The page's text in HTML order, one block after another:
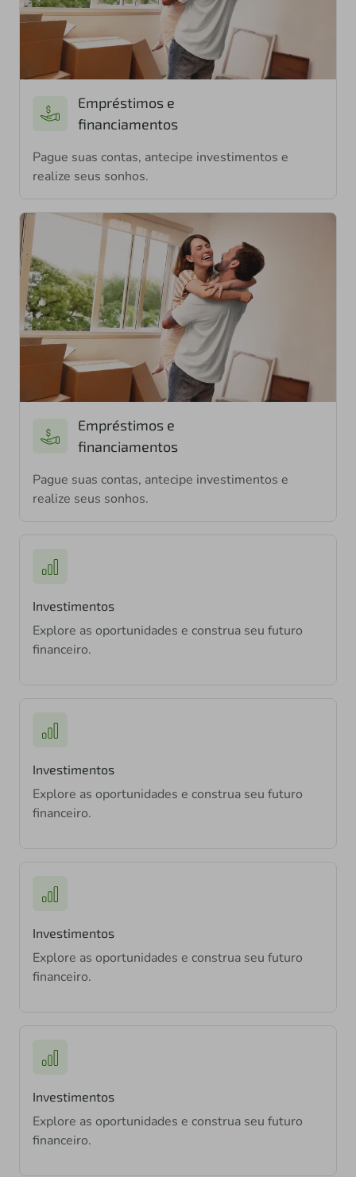
Empréstimos e
financiamentos
Pague suas contas, antecipe investimentos e
realize seus sonhos.
Empréstimos e
financiamentos
Pague suas contas, antecipe investimentos e
realize seus sonhos.
Investimentos
Explore as oportunidades e construa seu futuro
financeiro.
Investimentos
Explore as oportunidades e construa seu futuro
financeiro.
Investimentos
Explore as oportunidades e construa seu futuro
financeiro.
Investimentos
Explore as oportunidades e construa seu futuro
financeiro.